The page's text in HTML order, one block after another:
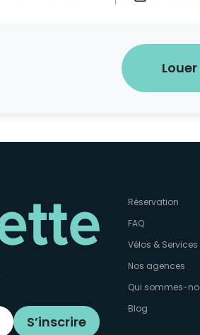
S’inscrire
Réservation
FAQ
Vélos & Services
Nos agences
Qui sommes-
Blog